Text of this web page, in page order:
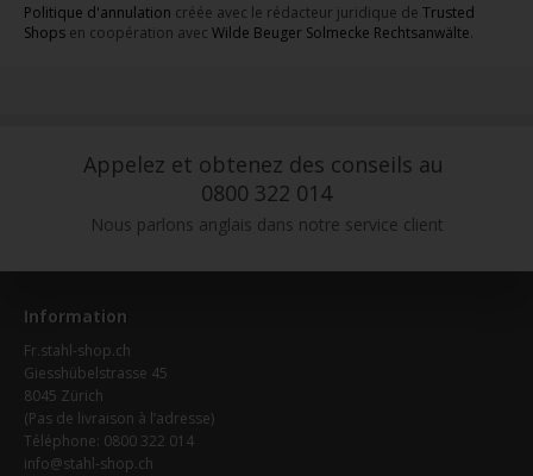
Politique d'annulation créée avec le rédacteur juridique de Trusted
Shops en coopération avec Wilde Beuger Solmecke Rechtsanwälte.
Appelez et obtenez des conseils au
0800 322 014
Nous parlons anglais dans notre service client
Information
Fr.stahl-shop.ch
Giesshübelstrasse 45
8045 Zürich
(Pas de livraison à l’adresse)
Téléphone: 0800 322 014
info@stahl-shop.ch